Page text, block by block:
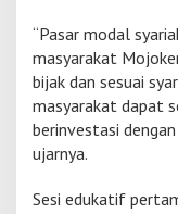
“Pasar modal
masyarakat
bijak dan sesuai
masyarakat dapat
berinvestasi
ujarnya.
Sesi edukatif